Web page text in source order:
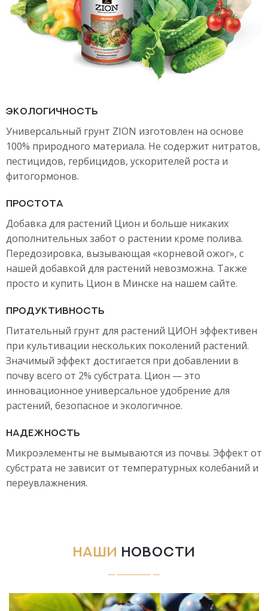
ЭКОЛОГИЧНОСТЬ
Универсальный грунт ZION изготовлен на основе
100% природного материала. Не содержит нитратов,
пестицидов, гербицидов, ускорителей роста и
фитогормонов.
ПРОСТОТА
Добавка для растений Цион и больше никаких
дополнительных забот о растении кроме полива.
Передозировка, вызывающая «корневой ожог», c
нашей добавкой для растений невозможна. Также
просто и купить Цион в Минске на нашем сайте.
ПРОДУКТИВНОСТЬ
Питательный грунт для растений ЦИОН эффективен
при культивации нескольких поколений растений.
Значимый эффект достигается при добавлении в
почву всего от 2% субстрата. Цион — это
инновационное универсальное удобрение для
растений, безопасное и экологичное.
НАДЕЖНОСТЬ
Микроэлементы не вымываются из почвы. Эффект от
субстрата не зависит от температурных колебаний и
переувлажнения.
НАШИ НОВОСТИ